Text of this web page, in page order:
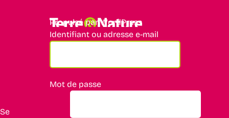
Se
Propulsé par WordPress
Identifiant ou adresse e-mail
Mot de passe